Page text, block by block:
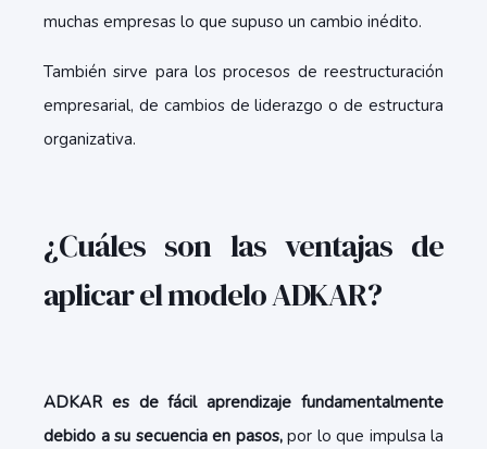
muchas empresas lo que supuso un cambio inédito.
También sirve para los procesos de reestructuración
empresarial, de cambios de liderazgo o de estructura
organizativa.
¿Cuáles son las ventajas de
aplicar el modelo ADKAR?
ADKAR es de fácil aprendizaje fundamentalmente
debido a su secuencia en pasos,por lo que impulsa la